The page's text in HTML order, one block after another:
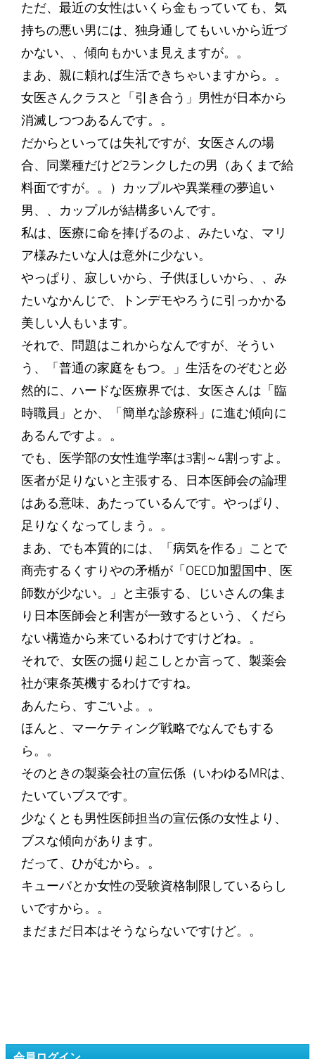
ただ、最近の女性はいくら金もっていても、気
持ちの悪い男には、独身通してもいいから近づ
かない、、傾向もかいま見えますが。。
まあ、親に頼れば生活できちゃいますから。。
女医さんクラスと「引き合う」男性が日本から
消滅しつつあるんです。。
だからといっては失礼ですが、女医さんの場
合、同業種だけど2ランクしたの男（あくまで給
料面ですが。。）カップルや異業種の夢追い
男、、カップルが結構多いんです。
私は、医療に命を捧げるのよ、みたいな、マリ
ア様みたいな人は意外に少ない。
やっぱり、寂しいから、子供ほしいから、、み
たいなかんじで、トンデモやろうに引っかかる
美しい人もいます。
それで、問題はこれからなんですが、そうい
う、「普通の家庭をもつ。」生活をのぞむと必
然的に、ハードな医療界では、女医さんは「臨
時職員」とか、「簡単な診療科」に進む傾向に
あるんですよ。。
でも、医学部の女性進学率は3割～4割っすよ。
医者が足りないと主張する、日本医師会の論理
はある意味、あたっているんです。やっぱり、
足りなくなってしまう。。
まあ、でも本質的には、「病気を作る」ことで
商売するくすりやの矛楯が「OECD加盟国中、医
師数が少ない。」と主張する、じいさんの集ま
り日本医師会と利害が一致するという、くだら
ない構造から来ているわけですけどね。。
それで、女医の掘り起こしとか言って、製薬会
社が東条英機するわけですね。
あんたら、すごいよ。。
ほんと、マーケティング戦略でなんでもする
ら。。
そのときの製薬会社の宣伝係（いわゆるMRは、
たいていブスです。
少なくとも男性医師担当の宣伝係の女性より、
ブスな傾向があります。
だって、ひがむから。。
キューバとか女性の受験資格制限しているらし
いですから。。
まだまだ日本はそうならないですけど。。